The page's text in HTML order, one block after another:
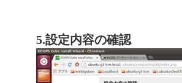
5.設定内容の確認